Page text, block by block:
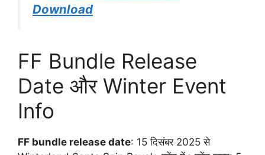
Download
FF Bundle Release
Date और Winter Event
Info
FF bundle release date: 15 दिसंबर 2025 से